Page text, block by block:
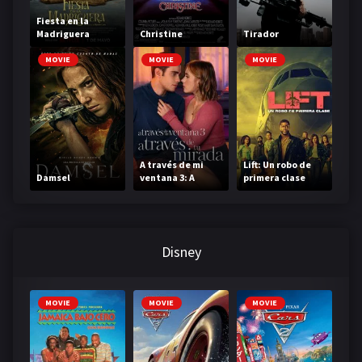
Fiesta en la
Madriguera
Christine Tirador
MOVIE
Damsel
MOVIE
A través de mi
ventana 3: A
través de tu
MOVIE
Lift: Un robo de
primera clase
Disney
MOVIE MOVIE MOVIE